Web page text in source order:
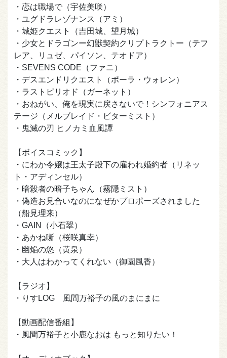
・恋は職場で（宇佐美咲）
・ユグドラレゾナンス（アミ）
・城姫クエスト（吉田城、望月城）
・少女とドラゴンー幻獣契約クリプトラクトー（テフ
レア、リュゼ、パイソン、テオドア）
・SEVENS CODE（ファニ）
・デスエンドリクエスト（ポーラ・ウォレン）
・ラストピリオド（ガーネット）
・おねがい、俺を現実に戻さないで！シンフォニアス
テージ（メルブレイド・ビターミスト）
・鬼滅の刃 ヒノカミ血風譚
【ボイスコミック】
・にわか令嬢は王太子殿下の雇われ婚約者（リネッ
ト・アディンセル）
・暗殺者の暗子ちゃん（霧隠ミスト）
・偽造お見合いなのになぜかプロポーズされました
（船見理来）
・GAIN（小石翠）
・あかね噺（桜咲真幸）
・幽焔の悠（黄泉）
・大人はわかってくれない（御園風香）
【ラジオ】
・りすLOG 風間万裕子の風のまにまに
【動画配信番組】
・風間万裕子と小鹿なおは もっと知りたい！